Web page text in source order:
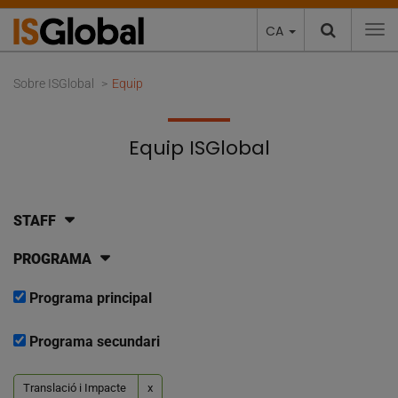
CA
Sobre ISGlobal Equip
Equip ISGlobal
STAFF
PROGRAMA
Programa principal
Programa secundari
Translació i Impacte x